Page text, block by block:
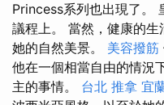
Princess系列也出現了。
議程上。 當然，健康的
她的自然美景。 美容撥筋
他在一個相當自由的情況
主的事情。 台北 推拿 宜